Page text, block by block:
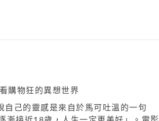
己的靈感是來自於馬可吐溫的一句